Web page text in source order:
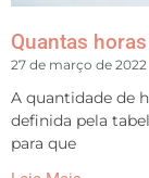
Quantas
27 de março de 2022
A quantidade de
definida pela
para que